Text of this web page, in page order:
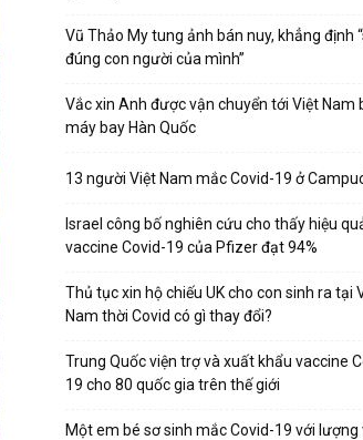
Vũ Thảo My tung ảnh bán nuy, khẳng định
đúng con người của mình”
Vắc xin Anh được vận chuyển tới Việt Nam
máy bay Hàn Quốc
13 người Việt Nam mắc Covid-19 ở
Israel công bố nghiên cứu cho thấy hiệu
vaccine Covid-19 của Pfizer đạt 94%
Thủ tục xin hộ chiếu UK cho con sinh ra tại
Nam thời Covid có gì thay đổi?
Trung Quốc viện trợ và xuất khẩu vaccine
19 cho 80 quốc gia trên thế giới
Một em bé sơ sinh mắc Covid-19 với lượng